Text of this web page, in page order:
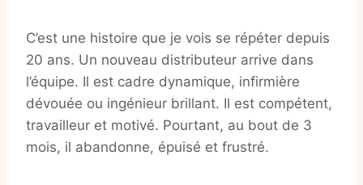
C’est une histoire que je vois se répéter depuis
20 ans. Un nouveau distributeur arrive dans
l’équipe. Il est cadre dynamique, infirmière
dévouée ou ingénieur brillant. Il est compétent,
travailleur et motivé. Pourtant, au bout de 3
mois, il abandonne, épuisé et frustré.